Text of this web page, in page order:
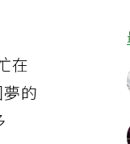
在
的